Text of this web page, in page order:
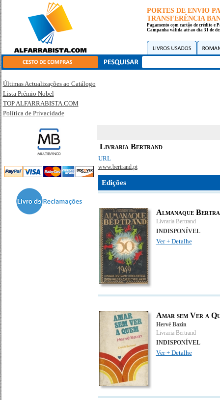
PORTES DE ENVIO
TRANSFERÊNCIA
Pagamento com cartão de crédito e
Campanha válida até ao dia 31 de
Últimas Actualizações ao Catálogo
Lista Prémio Nobel
TOP ALFARRABISTA.COM
Política de Privacidade
Livraria Bertrand
URL
www.bertrand.pt
Edições
Almanaque
Livraria Bertrand
INDISPONÍVEL
Ver + Detalhe
Amar sem Ver a
Hervé Bazin
Livraria Bertrand
INDISPONÍVEL
Ver + Detalhe